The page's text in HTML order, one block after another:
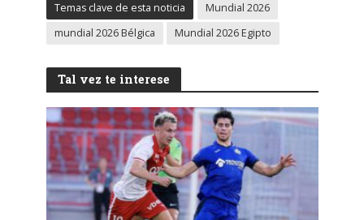
Temas clave de esta noticia
Mundial 2026
mundial 2026 Bélgica
Mundial 2026 Egipto
Tal vez te interese